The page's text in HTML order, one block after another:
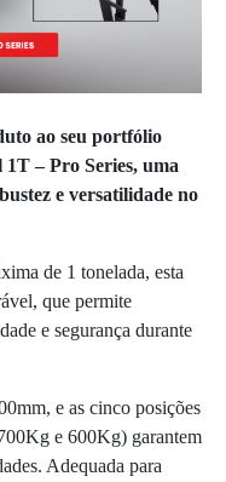
ao seu portfólio
– Pro Series, uma
e versatilidade no
de 1 tonelada, esta
que permite
e segurança durante
e as cinco posições
e 600Kg) garantem
Adequada para